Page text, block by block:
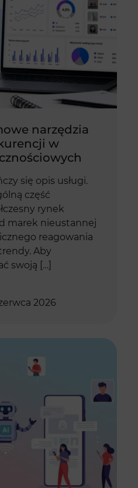
narzędzia
w
się opis usługi.
część
rynek
marek nieustannej
reagowania
Aby
swoją […]
2026